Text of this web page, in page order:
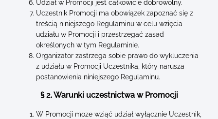
Udział w Promocji jest całkowicie dobrowolny.
Uczestnik Promocji ma obowiązek zapoznać się z
treścią niniejszego Regulaminu w celu wzięcia
udziału w Promocji i przestrzegać zasad
określonych w tym Regulaminie.
Organizator zastrzega sobie prawo do wykluczenia
z udziału w Promocji Uczestnika, który narusza
postanowienia niniejszego Regulaminu.
§ 2. Warunki uczestnictwa w Promocji
W Promocji może wziąć udział wyłącznie Uczestnik,